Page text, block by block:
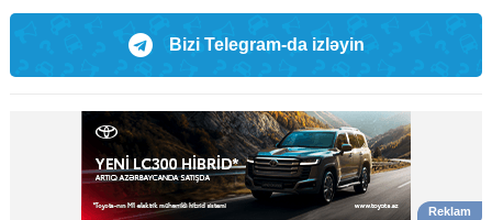
Bizi Telegram-da izləyin